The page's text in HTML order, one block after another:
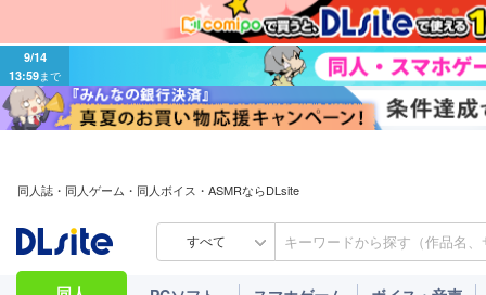
9/14
13:59まで
同人誌・同人ゲーム・同人ボイス・ASMRならDLsite
すべて